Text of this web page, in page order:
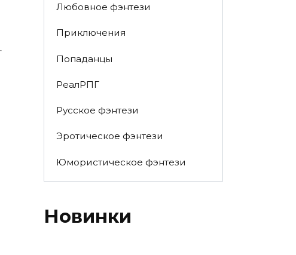
Любовное фэнтези
Приключения
Попаданцы
РеалРПГ
Русское фэнтези
Эротическое фэнтези
Юмористическое фэнтези
Новинки